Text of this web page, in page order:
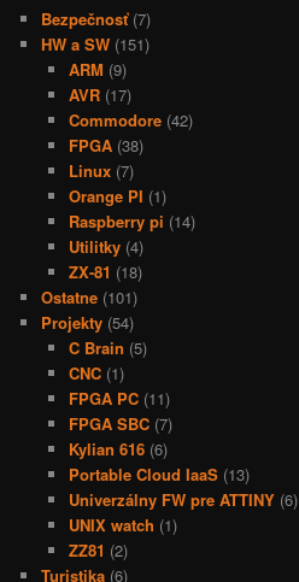
Bezpečnosť(7)
HW a SW (151)
ARM (9)
AVR(17)
Commodore(42)
FPGA(38)
Linux(7)
Orange PI (1)
Raspberry pi (14)
Utilitky(4)
ZX-81 (18)
Ostatne (101)
Projekty (54)
C Brain (5)
CNC(1)
FPGA PC(11)
FPGA SBC(7)
Kylian 616(6)
Portable Cloud IaaS(13)
Univerzálny FW pre ATTINY(6)
UNIX watch (1)
ZZ81 (2)
Turistika (6)